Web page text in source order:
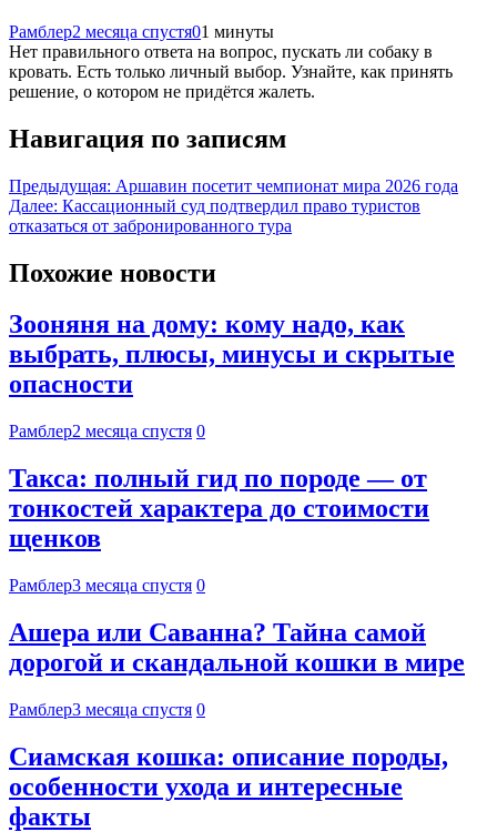
Рамблер2 месяца спустя01 минуты
Нет правильного ответа на вопрос, пускать ли собаку в
кровать. Есть только личный выбор. Узнайте, как принять
решение, о котором не придётся жалеть.
Навигация по записям
Предыдущая: Аршавин посетит чемпионат мира 2026 года
Далее: Кассационный суд подтвердил право туристов
отказаться от забронированного тура
Похожие новости
Зооняня на дому: кому надо, как
выбрать, плюсы, минусы и скрытые
опасности
Рамблер2 месяца спустя 0
Такса: полный гид по породе — от
тонкостей характера до стоимости
щенков
Рамблер3 месяца спустя 0
Ашера или Саванна? Тайна самой
дорогой и скандальной кошки в мире
Рамблер3 месяца спустя 0
Сиамская кошка: описание породы,
особенности ухода и интересные
факты